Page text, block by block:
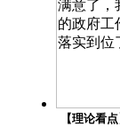
2026-03-31
【理论看